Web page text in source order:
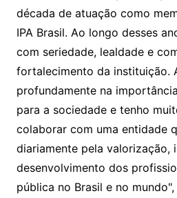
década de atuação como
IPA Brasil. Ao longo desses
com seriedade, lealdade e
fortalecimento da instituição.
profundamente na
para a sociedade e tenho
colaborar com uma entidade
diariamente pela valorização,
desenvolvimento dos
pública no Brasil e no